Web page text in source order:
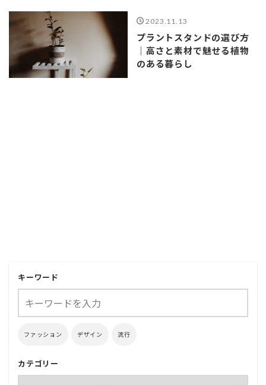
2023.11.13
プラントスタンドの選び方
｜高さと素材で魅せる植物
のある暮らし
キーワード
ファッション デザイン 流行
カテゴリー